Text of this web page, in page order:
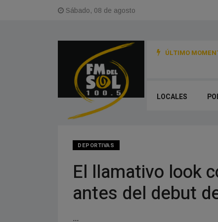
Sábado, 08 de agosto
ÚLTIMO
LOCALES
DEPORTIVAS
El llamativo look
antes del debut
...